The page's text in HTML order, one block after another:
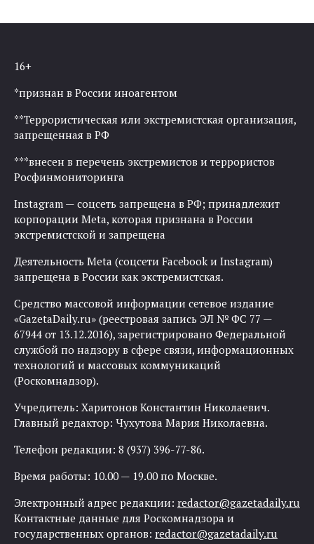
16+
*признан в России иноагентом
**Террористическая или экстремистская организация,
запрещенная в РФ
***внесен в перечень экстремистов и террористов
Росфинмониторинга
Instagram — соцсеть запрещена в РФ; принадлежит
корпорации Meta, которая признана в России
экстремистской и запрещена
Деятельность Meta (соцсети Facebook и Instagram)
запрещена в России как экстремистская.
Средство массовой информации сетевое издание
«GazetaDaily.ru» (реестровая запись ЭЛ № ФС 77 —
67944 от 13.12.2016), зарегистрировано Федеральной
службой по надзору в сфере связи, информационных
технологий и массовых коммуникаций
(Роскомнадзор).
Учредитель: Харитонов Константин Николаевич.
Главный редактор: Чухутова Мария Николаевна.
Телефон редакции: 8 (937) 396-77-86.
Время работы: 10.00 — 19.00 по Москве.
Электронный адрес редакции: redactor@gazetadaily.ru
Контактные данные для Роскомнадзора и
государственных органов: redactor@gazetadaily.ru